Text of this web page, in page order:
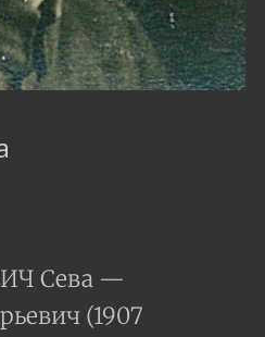
Сева —
(1907